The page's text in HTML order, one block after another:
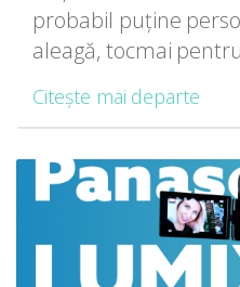
probabil puține
aleagă, tocmai
P50 Pocket, fiind
Citește mai departe